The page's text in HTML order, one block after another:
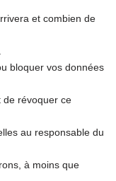
et combien de
bloquer vos données
de révoquer ce
au responsable du
à moins que